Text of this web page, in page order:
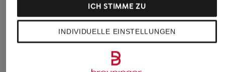
Weitere Kategorien
MARC CAIN Poloshirts
INDIVIDUELLE EINSTELLUNGEN
ICH STIMME ZU